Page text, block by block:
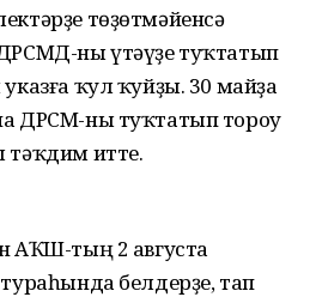
төҙөтмәйенсә
ны үтәүҙе туҡтатып
ҡул ҡуйҙы. 30 майҙа
ДРСМ-ны туҡтатып тороу
итте.
АҠШ-тың 2 августа
белдерҙе, тап